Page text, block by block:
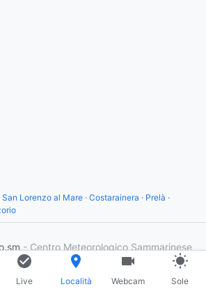
San Lorenzo al Mare · Costarainera · Prelà ·
- Centro Meteorologico Sammarinese
4utenti online ×
Live Località Webcam Sole